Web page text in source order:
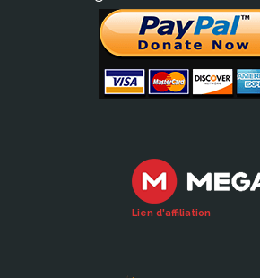
Lien d'affiliation